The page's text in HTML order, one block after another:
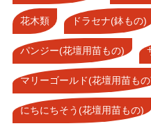
花木類 ドラセナ(鉢もの)
パンジー(花壇用苗もの)
マリーゴールド(花壇用苗も
にちにちそう(花壇用苗もの)